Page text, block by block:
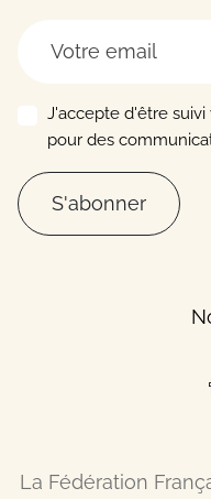
J'accepte d'être
pour des
S'abonner
La Fédération